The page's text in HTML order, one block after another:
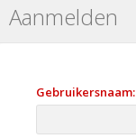
Aanmelden
Gebruikersnaam: